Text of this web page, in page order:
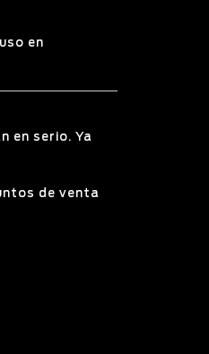
en
en serio. Ya
de venta